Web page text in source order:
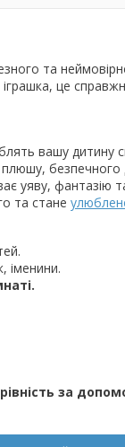
та
це
вашу дитину
безпечного
уяву, фантазію
та стане
іменини.
за